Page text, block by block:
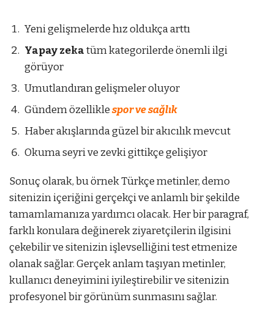
Yeni gelişmelerde hız oldukça arttı
Yapay zekatüm kategorilerde önemli ilgi
görüyor
Umutlandıran gelişmeler oluyor
Gündem özelliklespor ve sağlık
Haber akışlarında güzel bir akıcılık mevcut
Okuma seyri ve zevki gittikçe gelişiyor
Sonuç olarak, bu örnek Türkçe metinler, demo
sitenizin içeriğini gerçekçi ve anlamlı bir şekilde
tamamlamanıza yardımcı olacak. Her bir paragraf,
farklı konulara değinerek ziyaretçilerin ilgisini
çekebilir ve sitenizin işlevselliğini test etmenize
olanak sağlar. Gerçek anlam taşıyan metinler,
kullanıcı deneyimini iyileştirebilir ve sitenizin
profesyonel bir görünüm sunmasını sağlar.